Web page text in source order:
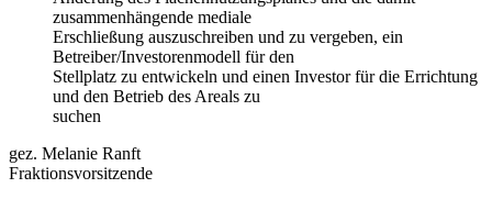
zusammenhängende mediale
Erschließung auszuschreiben und zu vergeben, ein
Betreiber/Investorenmodell für den
Stellplatz zu entwickeln und einen Investor für die Errichtung
und den Betrieb des Areals zu
suchen
gez. Melanie Ranft
Fraktionsvorsitzende